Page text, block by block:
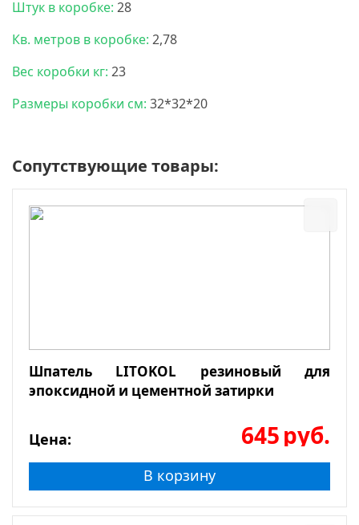
Штук в коробке: 28
Кв. метров в коробке: 2,78
Вес коробки кг: 23
Размеры коробки см: 32*32*20
Сопутствующие товары:
Шпатель LITOKOL резиновый для
эпоксидной и цементной затирки
Цена: 645руб.
В корзину